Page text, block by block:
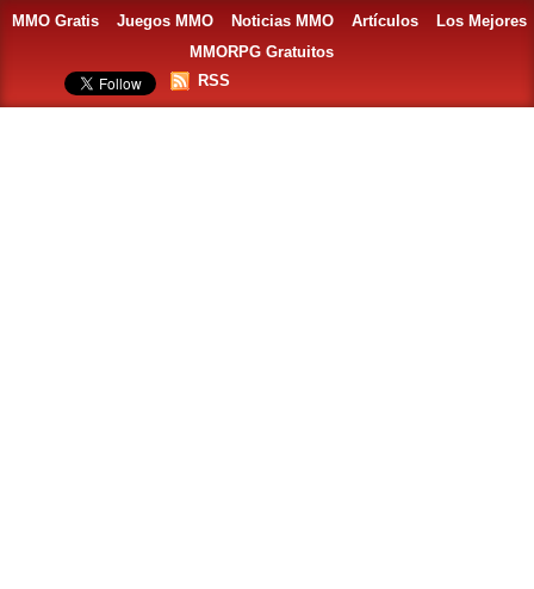
MMO Gratis Juegos MMO Noticias MMO Artículos
Los Mejores
MMORPG Gratuitos
RSS